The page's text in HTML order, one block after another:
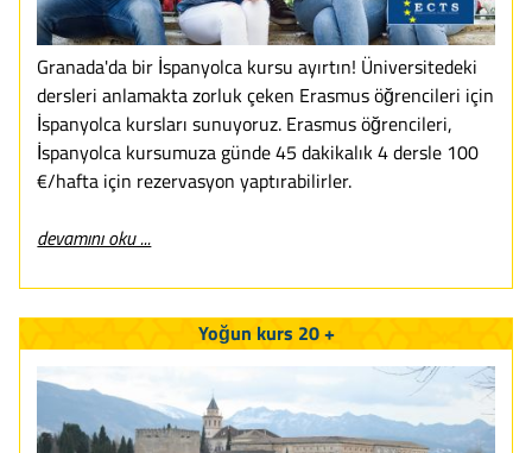
Granada'da bir İspanyolca kursu ayırtın! Üniversitedeki
dersleri anlamakta zorluk çeken Erasmus öğrencileri için
İspanyolca kursları sunuyoruz. Erasmus öğrencileri,
İspanyolca kursumuza günde 45 dakikalık 4 dersle 100
€/hafta için rezervasyon yaptırabilirler.
devamını oku ...
Yoğun kurs 20 +